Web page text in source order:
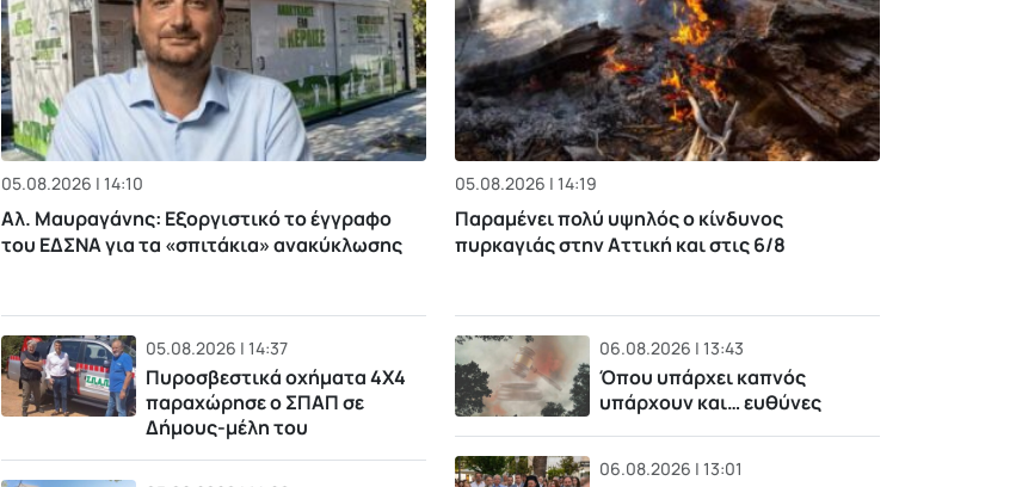
05.08.2026 | 14:10
Αλ. Μαυραγάνης: Εξοργιστικό το έγγραφο
του ΕΔΣΝΑ για τα «σπιτάκια» ανακύκλωσης
05.08.2026 | 14:37
Πυροσβεστικά οχήματα 4Χ4
παραχώρησε ο ΣΠΑΠ σε
Δήμους-μέλη του
05.08.2026 | 14:19
Παραμένει πολύ υψηλός ο κίνδυνος
πυρκαγιάς στην Αττική και στις 6/8
06.08.2026 | 13:43
Όπου υπάρχει καπνός
υπάρχουν και… ευθύνες
06.08.2026 | 13:01